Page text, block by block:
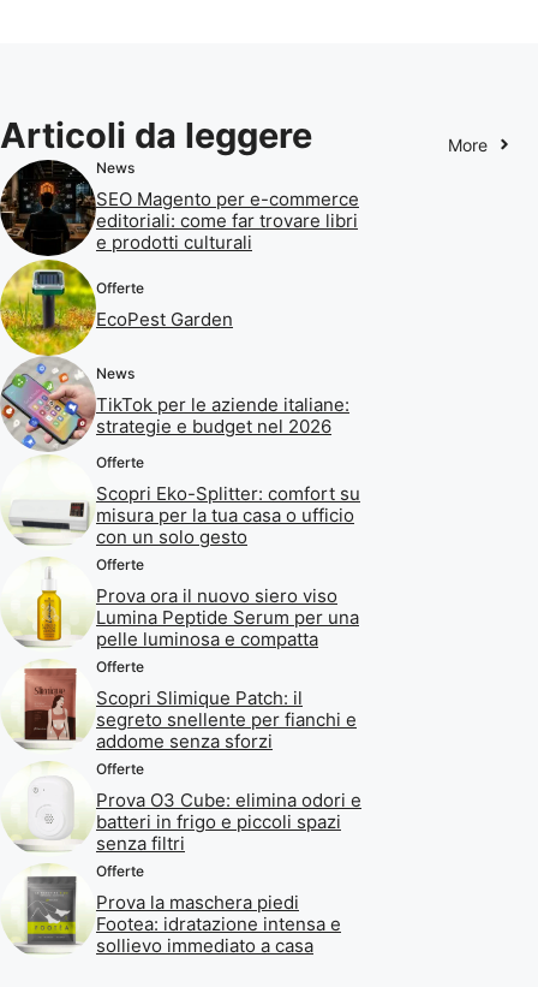
Articoli da leggere More
News
SEO Magento per e-commerce
editoriali: come far trovare libri
e prodotti culturali
Offerte
EcoPest Garden
News
TikTok per le aziende italiane:
strategie e budget nel 2026
Offerte
Scopri Eko-Splitter: comfort su
misura per la tua casa o ufficio
con un solo gesto
Offerte
Prova ora il nuovo siero viso
Lumina Peptide Serum per una
pelle luminosa e compatta
Offerte
Scopri Slimique Patch: il
segreto snellente per fianchi e
addome senza sforzi
Offerte
Prova O3 Cube: elimina odori e
batteri in frigo e piccoli spazi
senza filtri
Offerte
Prova la maschera piedi
Footea: idratazione intensa e
sollievo immediato a casa